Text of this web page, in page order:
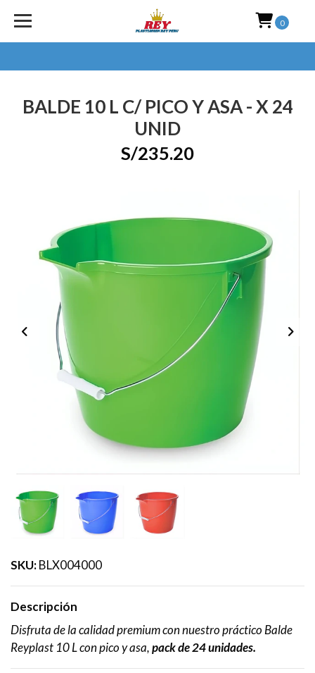
0
BALDE 10 L C/ PICO Y ASA - X 24
UNID
S/235.20
SKU:BLX004000
Descripción
Disfruta de la calidad premium con nuestro práctico Balde
Reyplast 10 L con pico y asa,pack de 24 unidades.